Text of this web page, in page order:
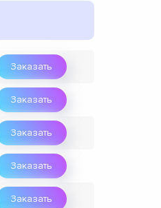
Заказать
Заказать
Заказать
Заказать
Заказать